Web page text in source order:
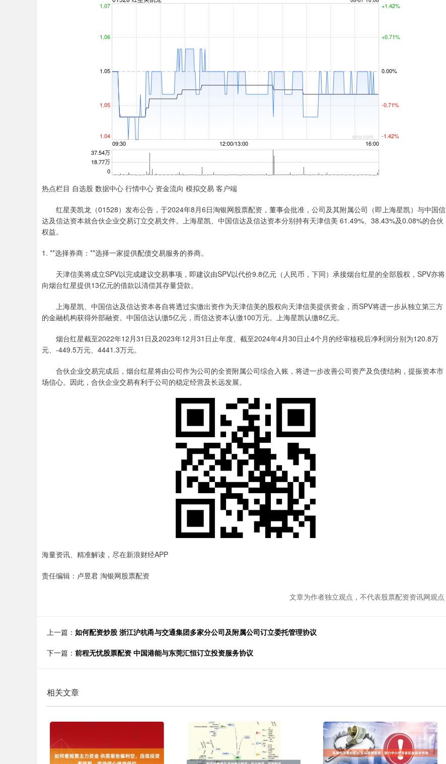
热点栏目 自选股 数据中心 行情中心 资金流向 模拟交易 客户端
红星美凯龙（01528）发布公告，于2024年8月6日淘银网股票配资，董事会批准，公司及其附属公司（即上海星凯）与中国信
达及信达资本就合伙企业交易订立交易文件。上海星凯、中国信达及信达资本分别持有天津信美 61.49%、38.43%及0.08%的合伙
权益。
1. **选择券商：**选择一家提供配债交易服务的券商。
天津信美将成立SPV以完成建议交易事项，即建议由SPV以代价9.8亿元（人民币，下同）承接烟台红星的全部股权，SPV亦将
向烟台红星提供13亿元的借款以清偿其存量贷款。
上海星凯、中国信达及信达资本各自将透过实缴出资作为天津信美的股权向天津信美提供资金，而SPV将进一步从独立第三方
的金融机构获得外部融资。中国信达认缴5亿元，而信达资本认缴100万元。上海星凯认缴8亿元。
烟台红星截至2022年12月31日及2023年12月31日止年度、截至2024年4月30日止4个月的经审核税后净利润分别为120.8万
元、-449.5万元、4441.3万元。
合伙企业交易完成后，烟台红星将由公司作为公司的全资附属公司综合入账，将进一步改善公司资产及负债结构，提振资本市
场信心。因此，合伙企业交易有利于公司的稳定经营及长远发展。
海量资讯、精准解读，尽在新浪财经APP
责任编辑：卢昱君 淘银网股票配资
文章为作者独立观点，不代表股票配资资讯网观点
上一篇： 如何配资炒股 浙江沪杭甬与交通集团多家分公司及附属公司订立委托管理协议
下一篇： 前程无忧股票配资 中国港能与东莞汇恒订立投资服务协议
相关文章